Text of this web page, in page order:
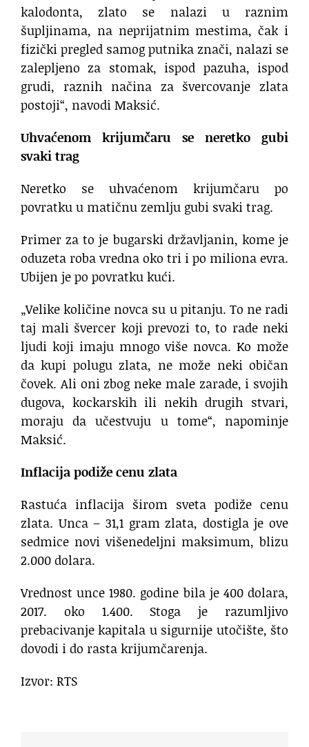
kalodonta, zlato se nalazi u raznim
šupljinama, na neprijatnim mestima, čak i
fizički pregled samog putnika znači, nalazi se
zalepljeno za stomak, ispod pazuha, ispod
grudi, raznih načina za švercovanje zlata
postoji“, navodi Maksić.
Uhvaćenom krijumčaru se neretko gubi
svaki trag
Neretko se uhvaćenom krijumčaru po
povratku u matičnu zemlju gubi svaki trag.
Primer za to je bugarski državljanin, kome je
oduzeta roba vredna oko tri i po miliona evra.
Ubijen je po povratku kući.
„Velike količine novca su u pitanju. To ne radi
taj mali švercer koji prevozi to, to rade neki
ljudi koji imaju mnogo više novca. Ko može
da kupi polugu zlata, ne može neki običan
čovek. Ali oni zbog neke male zarade, i svojih
dugova, kockarskih ili nekih drugih stvari,
moraju da učestvuju u tome“, napominje
Maksić.
Inflacija podiže cenu zlata
Rastuća inflacija širom sveta podiže cenu
zlata. Unca – 31,1 gram zlata, dostigla je ove
sedmice novi višenedeljni maksimum, blizu
2.000 dolara.
Vrednost unce 1980. godine bila je 400 dolara,
2017. oko 1.400. Stoga je razumljivo
prebacivanje kapitala u sigurnije utočište, što
dovodi i do rasta krijumčarenja.
Izvor: RTS